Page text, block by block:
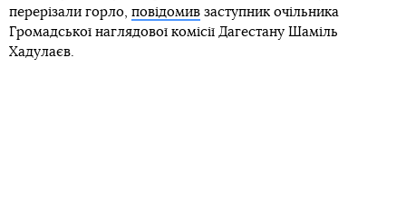
перерізали горло, повідомив заступник очільника
Громадської наглядової комісії Дагестану Шаміль
Хадулаєв.